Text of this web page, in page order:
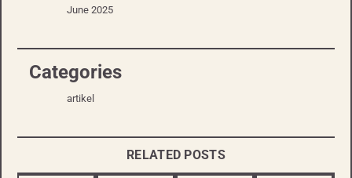
June 2025
Categories
artikel
RELATED POSTS